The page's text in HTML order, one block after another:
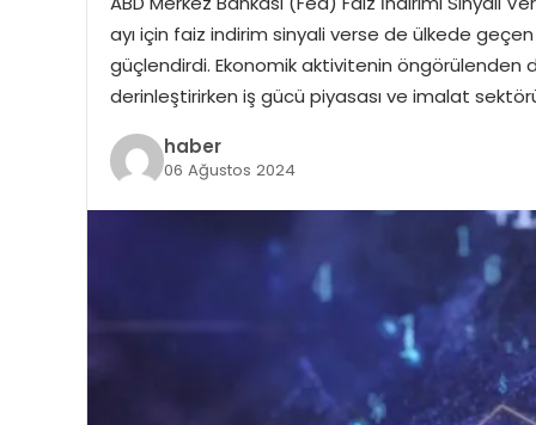
ayı için faiz indirim sinyali verse de ülkede
güçlendirdi. Ekonomik aktivitenin öngörülenden
derinleştirirken iş gücü piyasası ve imalat
haber
06 Ağustos 2024